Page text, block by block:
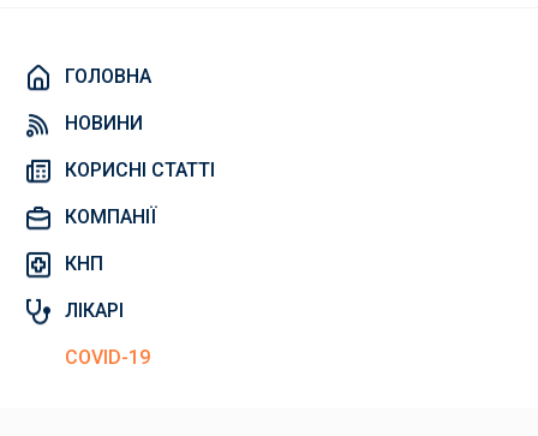
ГОЛОВНА
НОВИНИ
КОРИСНІ СТАТТІ
КОМПАНІЇ
КНП
ЛІКАРІ
COVID-19